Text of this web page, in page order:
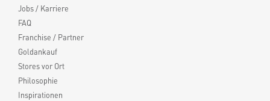
Jobs / Karriere
FAQ
Franchise / Partner
Goldankauf
Stores vor Ort
Philosophie
Inspirationen